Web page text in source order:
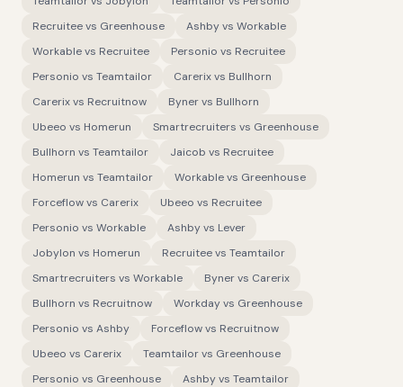
Recruiteevs Greenhouse Ashbyvs Workable
Workablevs Recruitee Personio vs Recruitee
Personio vs Teamtailor Carerixvs Bullhorn
Carerixvs Recruitnow Bynervs Bullhorn
Ubeeo vs Homerun Smartrecruiters vs Greenhouse
Bullhorn vs Teamtailor Jaicob vs Recruitee
Homerun vs Teamtailor Workablevs Greenhouse
Forceflowvs Carerix Ubeeo vs Recruitee
Personio vs Workable Ashbyvs Lever
Jobylon vs Homerun Recruiteevs Teamtailor
Smartrecruiters vs Workable Bynervs Carerix
Bullhorn vs Recruitnow Workdayvs Greenhouse
Personio vs Ashby Forceflowvs Recruitnow
Ubeeo vs Carerix Teamtailorvs Greenhouse
Personio vs Greenhouse Ashbyvs Teamtailor